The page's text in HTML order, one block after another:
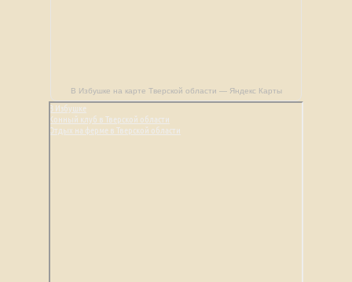
В Избушке на карте Тверской области — Яндекс Карты
В Избушке
Конный клуб в Тверской области
Отдых на ферме в Тверской области